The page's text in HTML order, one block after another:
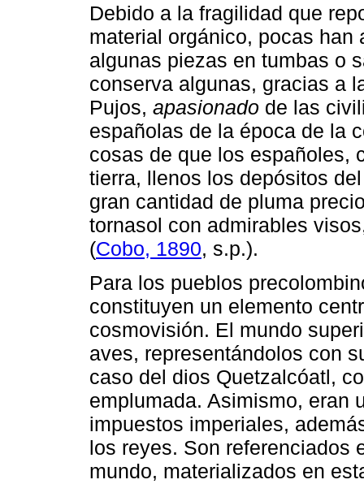
Debido a la fragilidad que
material orgánico, pocas
algunas piezas en tumbas o
conserva algunas, gracias a
Pujos, apasionado de las
españolas de la época de la
cosas de que los españoles,
tierra, llenos los depósitos
gran cantidad de pluma
tornasol con admirables
(Cobo, 1890, s.p.).
Para los pueblos
constituyen un elemento
cosmovisión. El mundo
aves, representándolos con
caso del dios Quetzalcóatl,
emplumada. Asimismo, eran
impuestos imperiales,
los reyes. Son referenciados
mundo, materializados en